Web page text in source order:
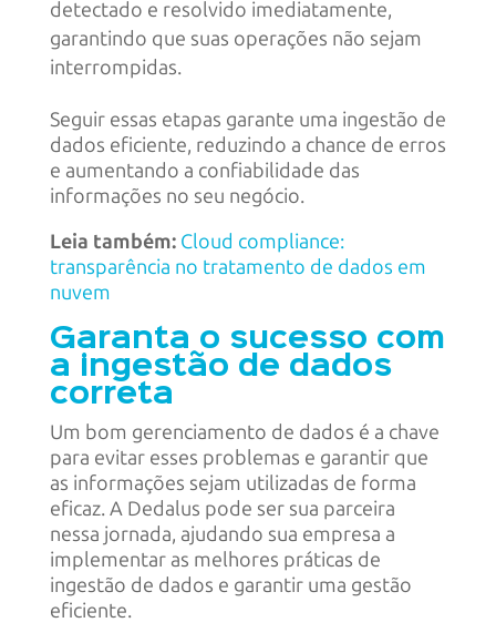
detectado e resolvido imediatamente,
garantindo que suas operações não sejam
interrompidas.
Seguir essas etapas garante uma ingestão de
dados eficiente, reduzindo a chance de erros
e aumentando a confiabilidade das
informações no seu negócio.
Leia também: Cloud compliance:
transparência no tratamento de dados em
nuvem
Garanta o sucesso com
a ingestão de dados
correta
Um bom gerenciamento de dados é a chave
para evitar esses problemas e garantir que
as informações sejam utilizadas de forma
eficaz. A Dedalus pode ser sua parceira
nessa jornada, ajudando sua empresa a
implementar as melhores práticas de
ingestão de dados e garantir uma gestão
eficiente.